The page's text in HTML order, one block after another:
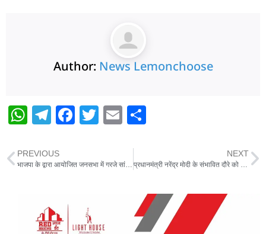
Author: News Lemonchoose
W
at
s
p
T
e
g
m
F
e
o
o
T
er
E
ai
l e
PREVIOUS
भाजपा के द्वारा आयोजित जनसभा में गरजे सांसद प्रदीप सिंह,कहा राहुल गांधी के संस्कार में है गाली देना
NEXT
प्रधानमंत्री नरेंद्र मोदी के संभावित दौरे को लेकर अधिकारियों ने कार्यक्रम स्थल का लिया जायजा